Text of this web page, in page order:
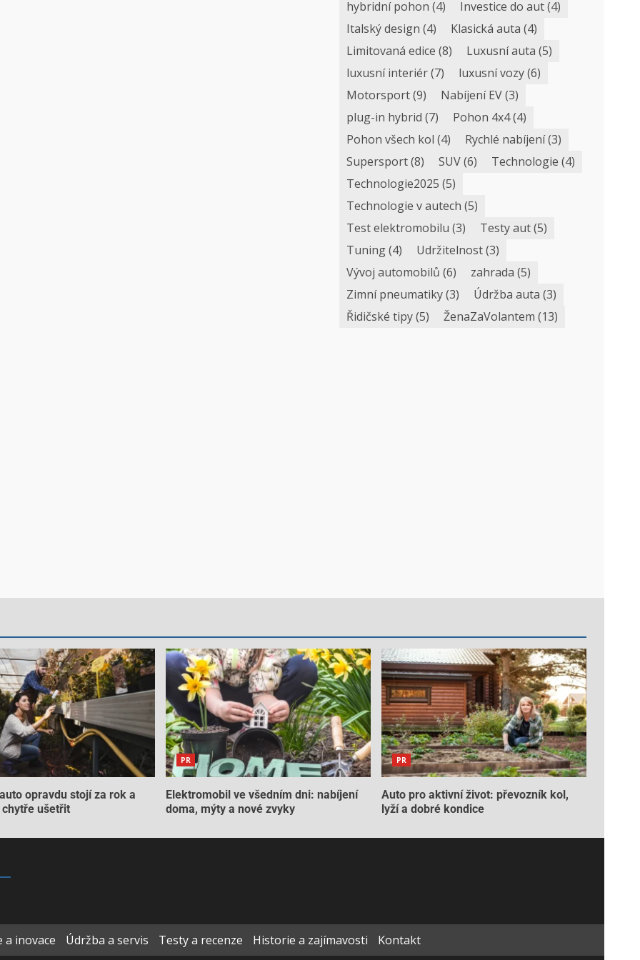
hybridní pohon (4) Investice do aut(4)
Italský design (4) Klasická auta (4)
Limitovaná edice (8) Luxusní auta (5)
luxusní interiér(7) luxusní vozy(6)
Motorsport(9) Nabíjení EV(3)
plug-in hybrid (7) Pohon 4x4(4)
Pohon všech kol (4) Rychlé nabíjení(3)
Supersport(8) SUV(6) Technologie (4)
Technologie2025 (5)
Technologie v autech (5)
Test elektromobilu (3) Testy aut(5)
Tuning(4) Udržitelnost(3)
Vývoj automobilů (6) zahrada (5)
Zimní pneumatiky(3) Údržba auta (3)
Řidičské tipy(5) ŽenaZaVolantem (13)
opravdu stojí za rok a
chytře ušetřit
PR
Elektromobil ve všedním dni: nabíjení
doma, mýty a nové zvyky
PR
Auto pro aktivní život: převozník kol,
lyží a dobré kondice
a inovace Údržba a servis Testy a recenze Historie a zajímavosti Kontakt